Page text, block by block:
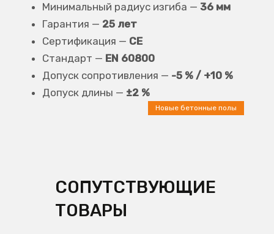
Минимальный радиус изгиба — 36 мм
Гарантия — 25 лет
Сертификация — CE
Стандарт — EN 60800
Допуск сопротивления — -5 % / +10 %
Допуск длины — ±2 %
Новые бетонные полы
СОПУТСТВУЮЩИЕ
ТОВАРЫ